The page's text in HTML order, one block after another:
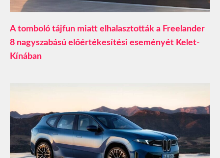
A tomboló tájfun miatt elhalasztották a Freelander
8 nagyszabású előértékesítési eseményét Kelet-
Kínában